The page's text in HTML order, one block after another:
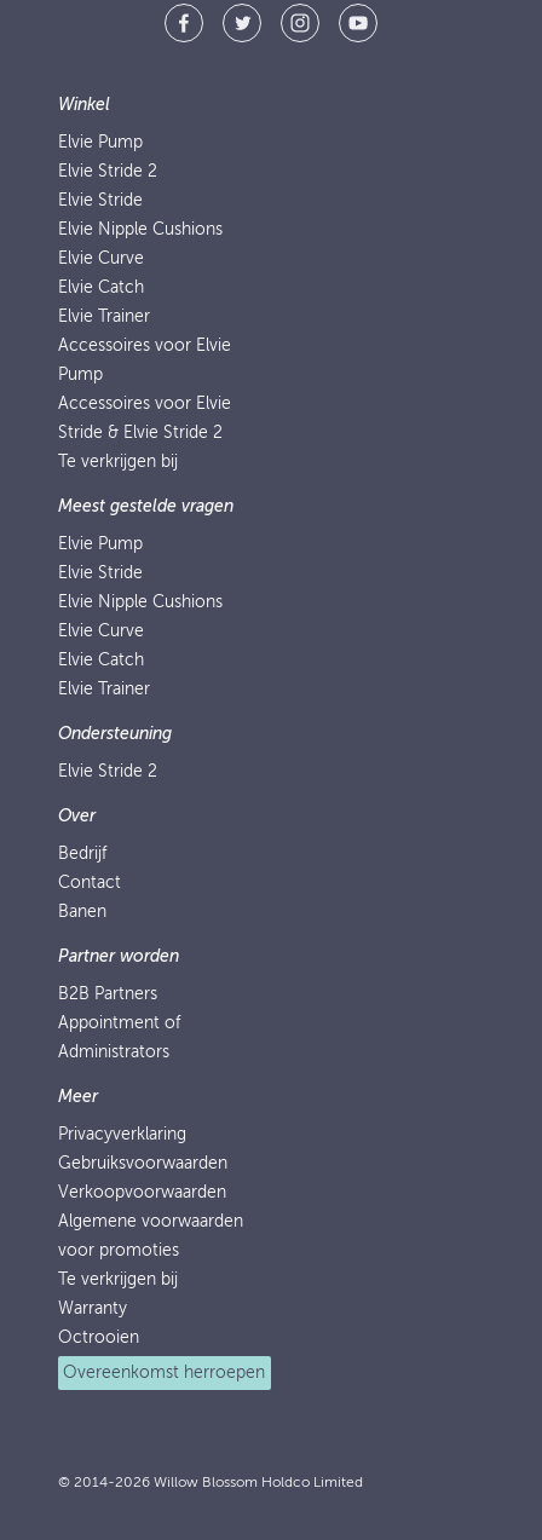
Winkel
Elvie Pump
Elvie Stride 2
Elvie Stride
Elvie Nipple Cushions
Elvie Curve
Elvie Catch
Elvie Trainer
Accessoires voor Elvie
Pump
Accessoires voor Elvie
Stride & Elvie Stride 2
Te verkrijgen bij
Meest gestelde vragen
Elvie Pump
Elvie Stride
Elvie Nipple Cushions
Elvie Curve
Elvie Catch
Elvie Trainer
Ondersteuning
Elvie Stride 2
Over
Bedrijf
Contact
Banen
Partner worden
B2B Partners
Appointment of
Administrators
Meer
Privacyverklaring
Gebruiksvoorwaarden
Verkoopvoorwaarden
Algemene voorwaarden
voor promoties
Te verkrijgen bij
Warranty
Octrooien
Overeenkomst herroepen
© 2014-2026 Willow Blossom Holdco Limited